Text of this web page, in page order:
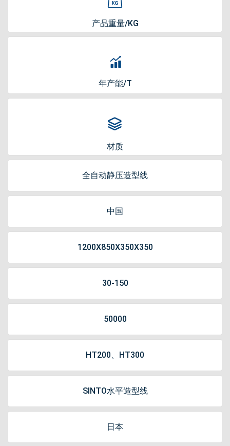
产品重量/KG
年产能/T
材质
全自动静压造型线
中国
1200X850X350X350
30-150
50000
HT200、HT300
SINTO水平造型线
日本